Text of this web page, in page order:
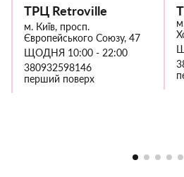
ТРЦ Retroville
м. Київ, просп.
Європейського Союзу, 47
ЩОДНЯ 10:00 - 22:00
380932598146
перший поверх